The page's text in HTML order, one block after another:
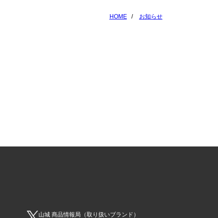
HOME お知らせ
山城 商品情報局（取り扱いブランド）